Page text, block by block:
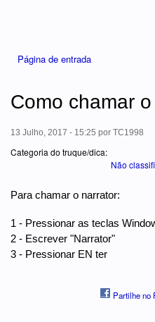
Página de entrada
Como chamar
13 Julho, 2017 - 15:25 por TC1998
Categoria do truque/dica:
Não
Para chamar o narrator:
1 - Pressionar as teclas
2 - Escrever "Narrator"
3 - Pressionar EN ter
Partilhe no